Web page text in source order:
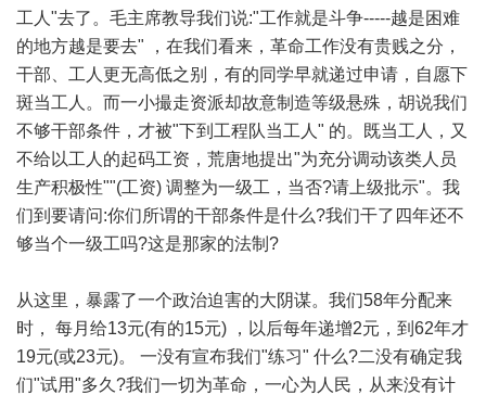
工人"去了。毛主席教导我们说:"工作就是斗争-----越是困难
的地方越是要去" ，在我们看来，革命工作没有贵贱之分，
干部、工人更无高低之别，有的同学早就递过申请，自愿下
斑当工人。而一小撮走资派却故意制造等级悬殊，胡说我们
不够干部条件，才被"下到工程队当工人" 的。既当工人，又
不给以工人的起码工资，荒唐地提出"为充分调动该类人员
生产积极性""(工资) 调整为一级工，当否?请上级批示"。我
们到要请问:你们所谓的干部条件是什么?我们干了四年还不
够当个一级工吗?这是那家的法制?
从这里，暴露了一个政治迫害的大阴谋。我们58年分配来
时， 每月给13元(有的15元) ，以后每年递增2元，到62年才
19元(或23元)。 一没有宣布我们"练习" 什么?二没有确定我
们"试用"多久?我们一切为革命，一心为人民，从来没有计